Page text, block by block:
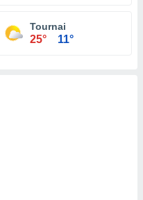
Tournai
25° 11°